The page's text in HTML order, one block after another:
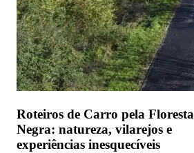
Roteiros de Carro pela Floresta
Negra: natureza, vilarejos e
experiências inesquecíveis